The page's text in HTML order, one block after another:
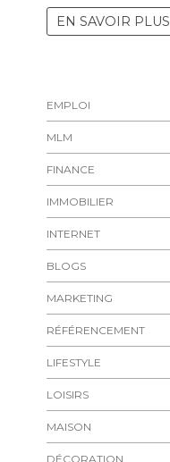
EN SAVOIR PLUS
EMPLOI
MLM
FINANCE
IMMOBILIER
INTERNET
BLOGS
MARKETING
RÉFÉRENCEMENT
LIFESTYLE
LOISIRS
MAISON
DÉCORATION